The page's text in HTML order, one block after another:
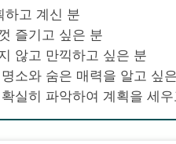
하고 계신 분
즐기고 싶은 분
않고 만끽하고 싶은 분
소와 숨은 매력을 알고 싶
실히 파악하여 계획을 세